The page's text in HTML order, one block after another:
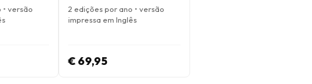
versão
2 edições por ano • versão
impressa em Inglês
€ 69,95